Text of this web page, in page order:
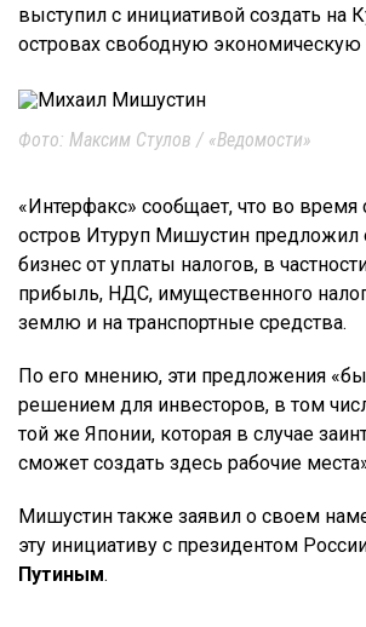
выступил с инициативой создать на
островах свободную экономическую
Фото: Максим Стулов / «Ведомости»
«Интерфакс» сообщает, что во время
остров Итуруп Мишустин предложил
бизнес от уплаты налогов, в
прибыль, НДС, имущественного
землю и на транспортные средства.
По его мнению, эти предложения
решением для инвесторов, в том
той же Японии, которая в случае
сможет создать здесь рабочие
Мишустин также заявил о своем
эту инициативу с президентом
Путиным.